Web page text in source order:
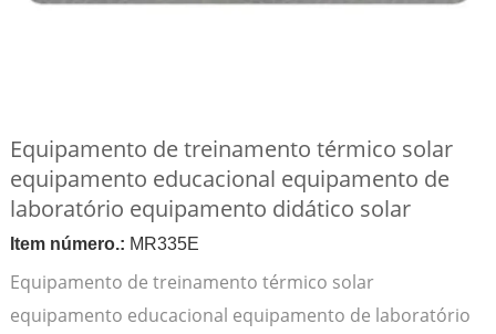
Equipamento de treinamento térmico solar
equipamento educacional equipamento de
laboratório equipamento didático solar
Item número.: MR335E
Equipamento de treinamento térmico solar
equipamento educacional equipamento de laboratório